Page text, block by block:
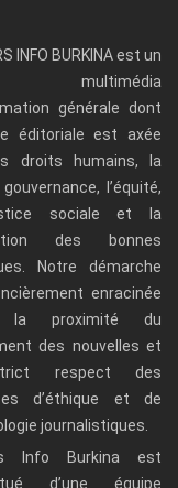
INFO BURKINA est un
multimédia
générale dont
éditoriale est axée
droits humains, la
l’équité,
sociale et la
des bonnes
Notre démarche
enracinée
la proximité du
des nouvelles et
respect des
d’éthique et de
journalistiques.
Info Burkina est
d’une équipe